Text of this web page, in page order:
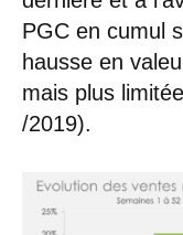
PGC en cumul
hausse en
mais plus
/2019).